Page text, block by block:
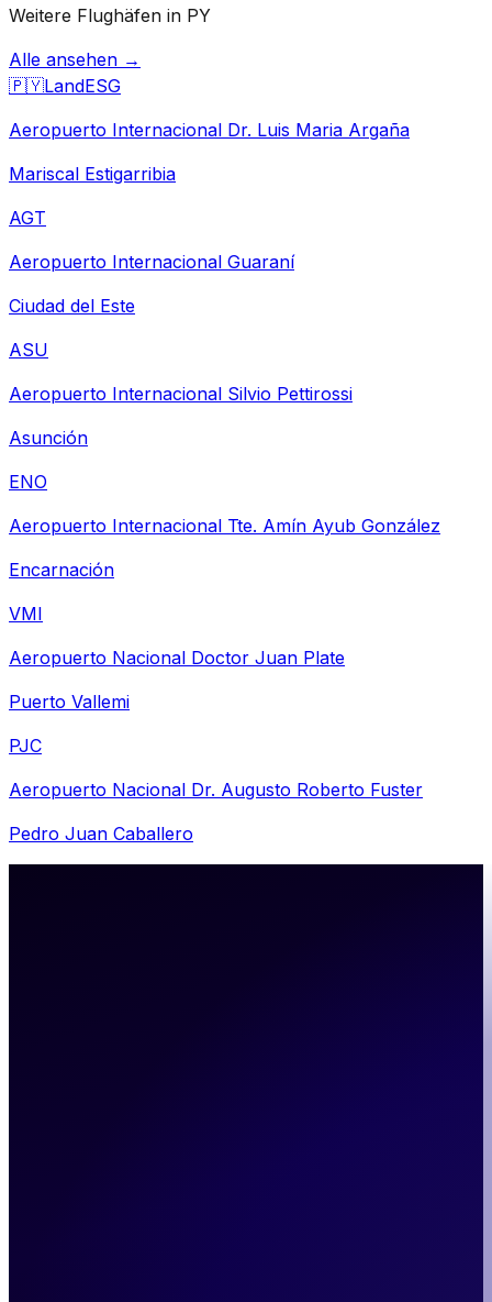
Weitere Flughäfen in PY
Alle ansehen →
🇵🇾LandESG
Aeropuerto Internacional Dr. Luis Maria Argaña
Mariscal Estigarribia
AGT
Aeropuerto Internacional Guaraní
Ciudad del Este
ASU
Aeropuerto Internacional Silvio Pettirossi
Asunción
ENO
Aeropuerto Internacional Tte. Amín Ayub González
Encarnación
VMI
Aeropuerto Nacional Doctor Juan Plate
Puerto Vallemi
PJC
Aeropuerto Nacional Dr. Augusto Roberto Fuster
Pedro Juan Caballero